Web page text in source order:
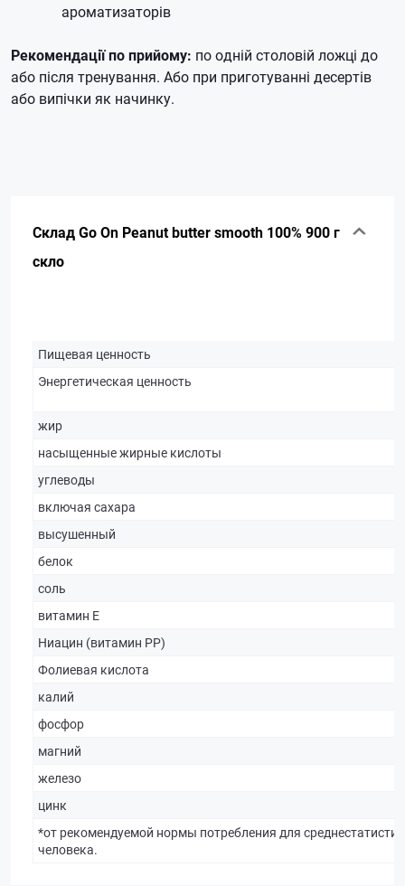
ароматизаторів
Рекомендації по прийому: по одній столовій ложці до
або після тренування. Або при приготуванні десертів
або випічки як начинку.
Склад Go On Peanut butter smooth 100% 900 г
скло
Пищевая ценность
Энергетическая ценность
жир
насыщенные жирные кислоты
углеводы
включая сахара
высушенный
белок
соль
витамин Е
Ниацин (витамин РР)
Фолиевая кислота
калий
фосфор
магний
железо
цинк
*от рекомендуемой нормы потребления для
человека.